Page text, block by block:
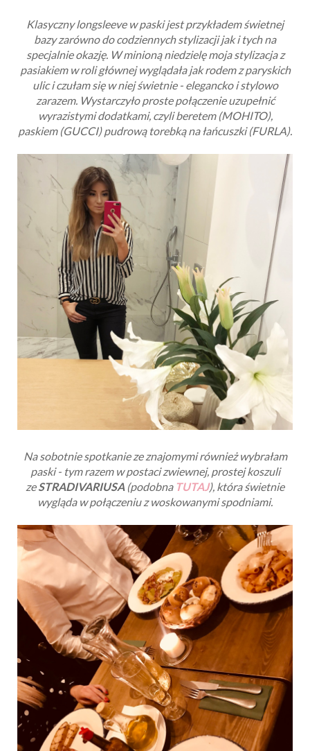
Klasyczny longsleeve w paski jest przykładem świetnej
bazy zarówno do codziennych stylizacji jak i tych na
specjalnie okazję. W minioną niedzielę moja stylizacja z
pasiakiem w roli głównej wyglądała jak rodem z paryskich
ulic i czułam się w niej świetnie - elegancko i stylowo
zarazem. Wystarczyło proste połączenie uzupełnić
wyrazistymi dodatkami, czyli beretem (MOHITO),
paskiem (GUCCI) pudrową torebką na łańcuszki (FURLA).
Na sobotnie spotkanie ze znajomymi również wybrałam
paski - tym razem w postaci zwiewnej, prostej koszuli
zeSTRADIVARIUSA (podobna TUTAJ), która świetnie
wygląda w połączeniu z woskowanymi spodniami.